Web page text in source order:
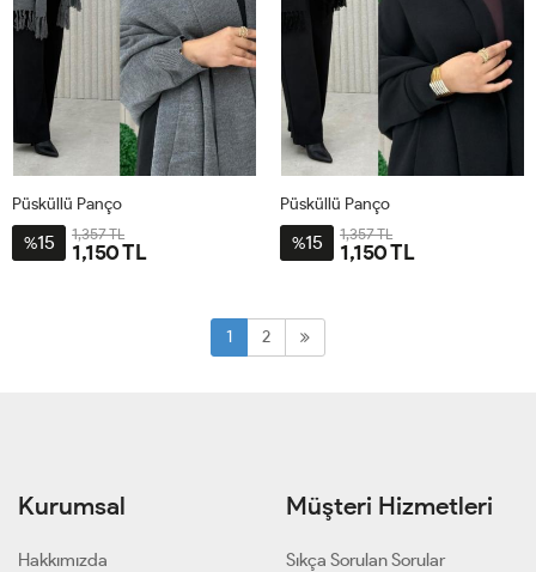
Püsküllü Panço
%15 1,357 TL
1,150 TL
Püsküllü Panço
%15 1,357 TL
1,150 TL
1 2
Kurumsal
Hakkımızda
Müşteri Hizmetleri
Sıkça Sorulan Sorular